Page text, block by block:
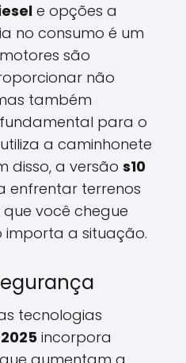
e opções a
no consumo é um
são
não
também
para o
a caminhonete
disso, a versão s10
enfrentar terrenos
você chegue
importa a situação.
tecnologias
incorpora